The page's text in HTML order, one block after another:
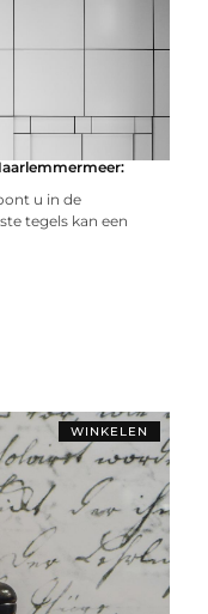
u in de
tegels kan een
WINKELEN